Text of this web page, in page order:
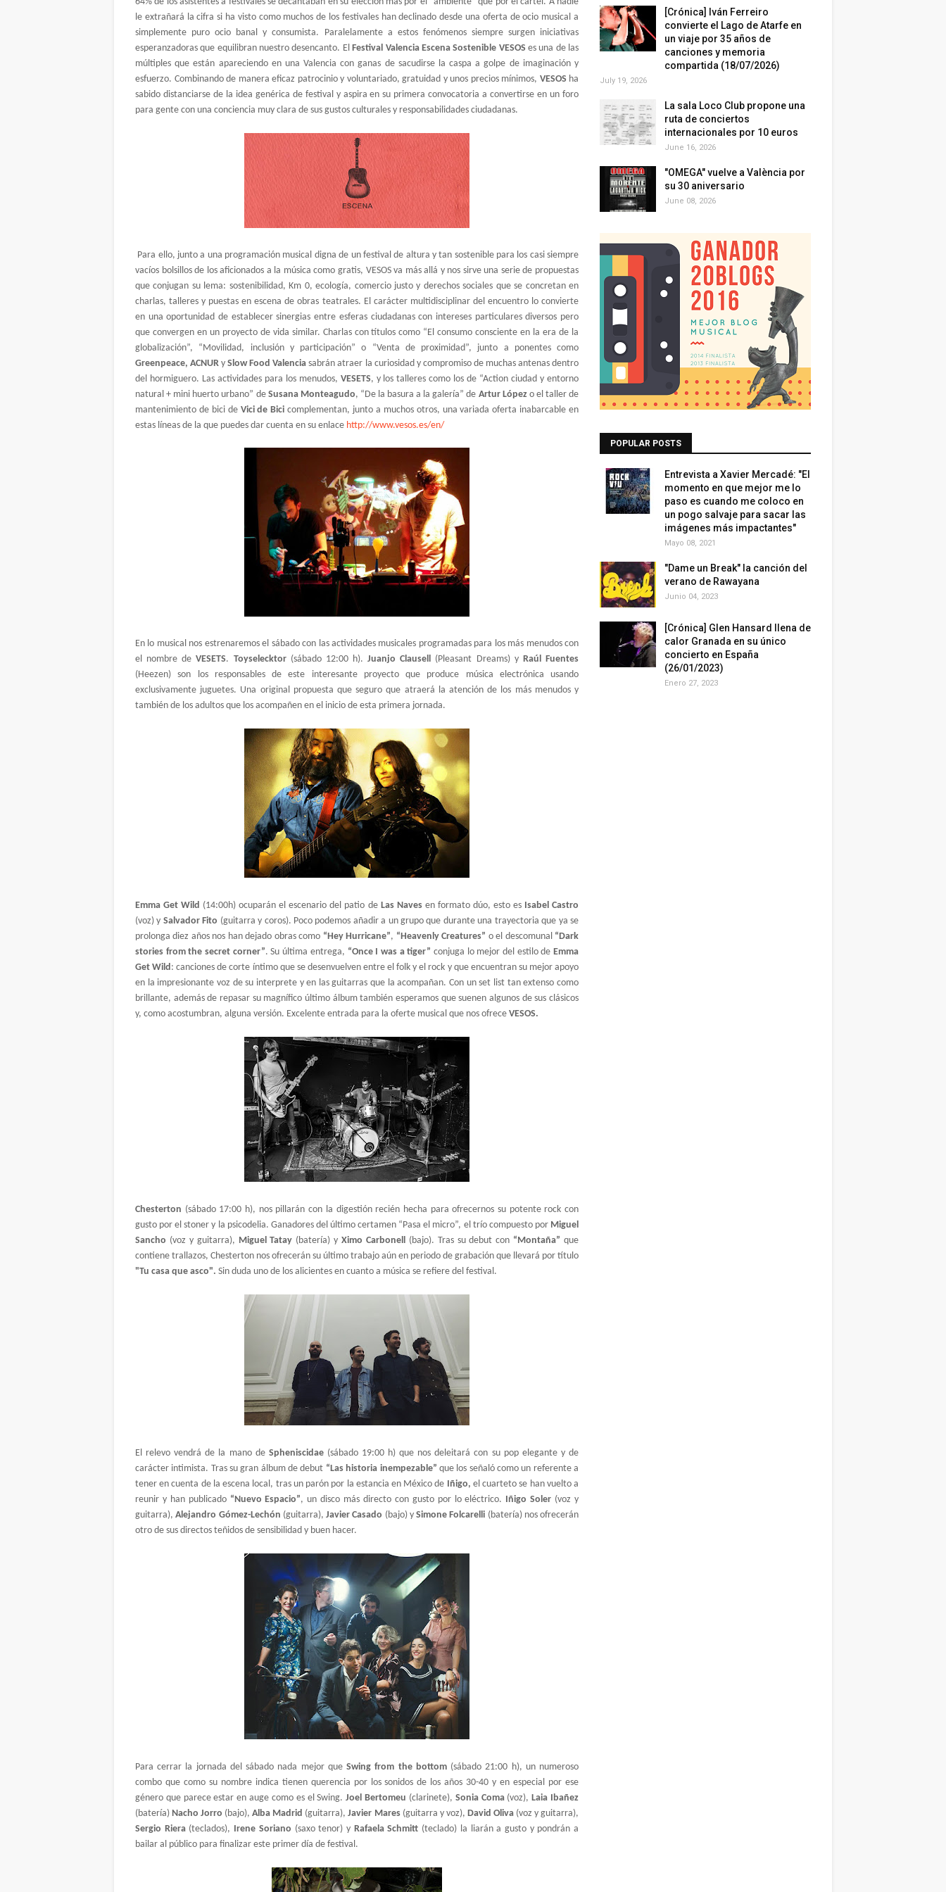
le extrañará la cifra si ha visto como muchos de los festivales han declinado desde una oferta de ocio musical a
simplemente puro ocio banal y consumista. Paralelamente a estos fenómenos siempre surgen iniciativas
esperanzadoras que equilibran nuestro desencanto. ElFestival Valencia Escena Sostenible VESOS es una de las
múltiples que están apareciendo en una Valencia con ganas de sacudirse la caspa a golpe de imaginación y
esfuerzo. Combinando de manera eficaz patrocinio y voluntariado, gratuidad y unos precios mínimos, VESOS ha
sabido distanciarse de la idea genérica de festival y aspira en su primera convocatoria a convertirse en un foro
para gente con una conciencia muy clara de sus gustos culturales y responsabilidades ciudadanas.
Para ello, junto a una programación musical digna de un festival de altura y tan sostenible para los casi siempre
vacíos bolsillos de los aficionados a la música como gratis, VESOS va más allá y nos sirve una serie de propuestas
que conjugan su lema: sostenibilidad, Km 0, ecología, comercio justo y derechos sociales que se concretan en
charlas, talleres y puestas en escena de obras teatrales. El carácter multidisciplinar del encuentro lo convierte
en una oportunidad de establecer sinergias entre esferas ciudadanas con intereses particulares diversos pero
que convergen en un proyecto de vida similar. Charlas con títulos como “El consumo consciente en la era de la
globalización”, “Movilidad, inclusión y participación” o “Venta de proximidad”, junto a ponentes como
Greenpeace, ACNUR ySlow Food Valencia sabrán atraer la curiosidad y compromiso de muchas antenas dentro
del hormiguero. Las actividades para los menudos, VESETS, y los talleres como los de “Action ciudad y entorno
natural + mini huerto urbano” de Susana Monteagudo, “De la basura a la galería” de Artur Lópezo el taller de
mantenimiento de bici de Vici de Bici complementan, junto a muchos otros, una variada oferta inabarcable en
estas líneas de la que puedes dar cuenta en su enlace http://www.vesos.es/en/
En lo musical nos estrenaremos el sábado con las actividades musicales programadas para los más menudos con
el nombre deVESETS. Toyselecktor (sábado 12:00 h).Juanjo Clausell (Pleasant Dreams) y Raúl Fuentes
(Heezen) son los responsables de este interesante proyecto que produce música electrónica usando
exclusivamente juguetes. Una original propuesta que seguro que atraerá la atención de los más menudos y
también de los adultos que los acompañen en el inicio de esta primera jornada.
Emma Get Wild (14:00h) ocuparán el escenario del patio de Las Naves en formato dúo, esto es Isabel Castro
(voz) y Salvador Fito (guitarra y coros). Poco podemos añadir a un grupo que durante una trayectoria que ya se
prolonga diez años nos han dejado obras como “Hey Hurricane”, “Heavenly Creatures” o el descomunal “Dark
stories from the secret corner”. Su última entrega, “Once I was a tiger” conjuga lo mejor del estilo deEmma
Get Wild: canciones de corte íntimo que se desenvuelven entre el folk y el rock y que encuentran su mejor apoyo
en la impresionante voz de su interprete y en las guitarras que la acompañan. Con un set list tan extenso como
brillante, además de repasar su magnífico último álbum también esperamos que suenen algunos de sus clásicos
y, como acostumbran, alguna versión. Excelente entrada para la oferte musical que nos ofrece VESOS.
Chesterton (sábado 17:00 h), nos pillarán con la digestión recién hecha para ofrecernos su potente rock con
gusto por el stoner y la psicodelia. Ganadores del último certamen “Pasa el micro”, el trío compuesto por Miguel
Sancho (voz y guitarra), Miguel Tatay (batería) y Ximo Carbonell (bajo). Tras su debut con “Montaña” que
contiene trallazos, Chesterton nos ofrecerán su último trabajo aún en periodo de grabación que llevará por título
"Tu casa que asco". Sin duda uno de los alicientes en cuanto a música se refiere del festival.
El relevo vendrá de la mano de Spheniscidae (sábado 19:00 h) que nos deleitará con su pop elegante y de
carácter intimista. Tras su gran álbum de debut “Las historia inempezable” que los señaló como un referente a
tener en cuenta de la escena local, tras un parón por la estancia en México de Iñigo, el cuarteto se han vuelto a
reunir y han publicado “Nuevo Espacio”, un disco más directo con gusto por lo eléctrico. Iñigo Soler (voz y
guitarra),Alejandro Gómez-Lechón (guitarra), Javier Casado (bajo) y Simone Folcarelli (batería) nos ofrecerán
otro de sus directos teñidos de sensibilidad y buen hacer.
Para cerrar la jornada del sábado nada mejor queSwing from the bottom (sábado 21:00 h), un numeroso
combo que como su nombre indica tienen querencia por los sonidos de los años 30-40 y en especial por ese
género que parece estar en auge como es el Swing.Joel Bertomeu (clarinete), Sonia Coma (voz),Laia Ibañez
(batería)Nacho Jorro (bajo),Alba Madrid (guitarra),Javier Mares (guitarra y voz), David Oliva (voz y guitarra),
Sergio Riera (teclados), Irene Soriano (saxo tenor) y Rafaela Schmitt (teclado) la liarán a gusto y pondrán a
bailar al público para finalizar este primer día de festival.
[Crónica] Iván Ferreiro
convierte el Lago de Atarfe en
un viaje por 35 años de
canciones y memoria
compartida (18/07/2026)
July 19, 2026
La sala Loco Club propone una
ruta de conciertos
internacionales por 10 euros
June 16, 2026
"OMEGA" vuelve a València por
su 30 aniversario
June 08, 2026
POPULAR POSTS
Entrevista a Xavier Mercadé: "El
momento en que mejor me lo
paso es cuando me coloco en
un pogo salvaje para sacar las
imágenes más impactantes"
Mayo 08, 2021
"Dame un Break" la canción del
verano de Rawayana
Junio 04, 2023
[Crónica] Glen Hansard llena de
calor Granada en su único
concierto en España
(26/01/2023)
Enero 27, 2023